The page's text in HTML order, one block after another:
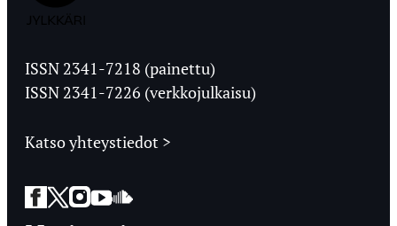
Ylioppilaslehti
ISSN 2341-7218 (painettu)
ISSN 2341-7226 (verkkojulkaisu)
Katso yhteystiedot >
Facebook
Twitter
Instagram
YouTube
SoundCloud